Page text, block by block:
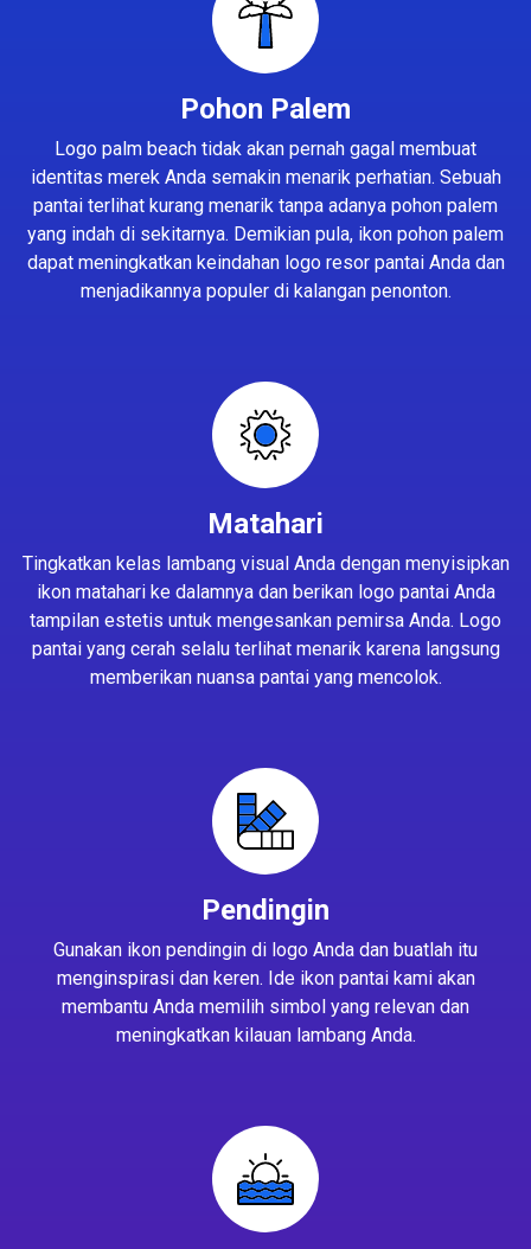
Pohon Palem
Logo palm beach tidak akan pernah gagal membuat
identitas merek Anda semakin menarik perhatian. Sebuah
pantai terlihat kurang menarik tanpa adanya pohon palem
yang indah di sekitarnya. Demikian pula, ikon pohon palem
dapat meningkatkan keindahan logo resor pantai Anda dan
menjadikannya populer di kalangan penonton.
Matahari
Tingkatkan kelas lambang visual Anda dengan menyisipkan
ikon matahari ke dalamnya dan berikan logo pantai Anda
tampilan estetis untuk mengesankan pemirsa Anda. Logo
pantai yang cerah selalu terlihat menarik karena langsung
memberikan nuansa pantai yang mencolok.
Pendingin
Gunakan ikon pendingin di logo Anda dan buatlah itu
menginspirasi dan keren. Ide ikon pantai kami akan
membantu Anda memilih simbol yang relevan dan
meningkatkan kilauan lambang Anda.